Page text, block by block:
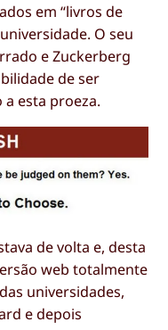
em “livros de
O seu
e Zuckerberg
de ser
esta proeza.
de volta e, desta
web totalmente
universidades,
e depois